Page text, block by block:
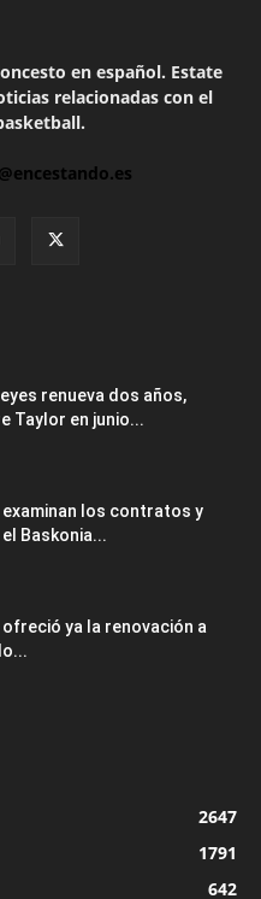
en español. Estate
relacionadas con el
renueva dos años,
Taylor en junio...
examinan los contratos y
Baskonia...
ofreció ya la renovación a
2647
1791
642